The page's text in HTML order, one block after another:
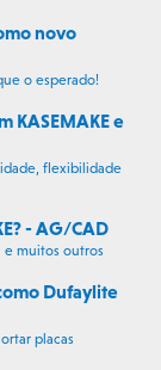
novo
o esperado!
KASEMAKE e
flexibilidade
- AG/CAD
e muitos outros
Dufaylite
placas